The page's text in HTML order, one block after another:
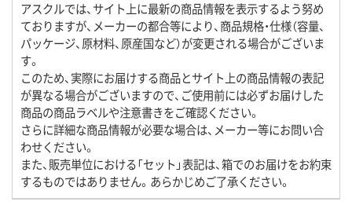
アスクルでは、サイト上に最新の商品情報を表示するよう努め
ておりますが、メーカーの都合等により、商品規格・仕様（容量、
パッケージ、原材料、原産国など）が変更される場合がございま
す。
このため、実際にお届けする商品とサイト上の商品情報の表記
が異なる場合がございますので、ご使用前には必ずお届けした
商品の商品ラベルや注意書きをご確認ください。
さらに詳細な商品情報が必要な場合は、メーカー等にお問い合
わせください。
また、販売単位における「セット」表記は、箱でのお届けをお約束
するものではありません。あらかじめご了承ください。